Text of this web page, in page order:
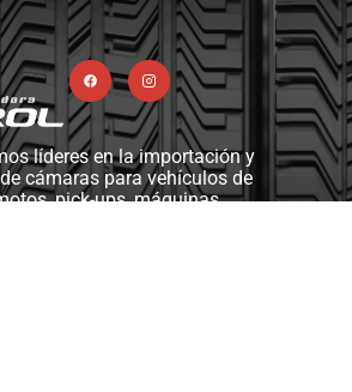
líderes en la importación y
cámaras para vehículos de
pick-ups, máquinas